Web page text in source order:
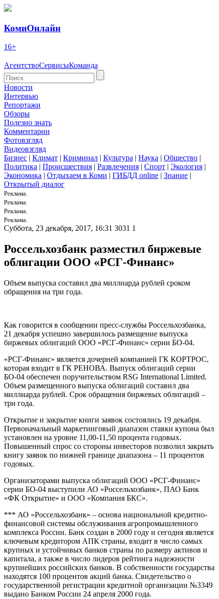
КомиОнлайн
16+
АгентствоСервисыКоманда
Новости
Интервью
Репортажи
Обзоры
Полезно знать
Комментарии
Фотовзгляд
Видеовзгляд
Бизнес | Климат | Криминал | Культура | Наука | Общество |
Политика | Происшествия | Развлечения | Спорт | Экология |
Экономика | Отдыхаем в Коми | ГИБДД online | Знание |
Открытый диалог
Реклама.
Реклама.
Реклама.
Реклама.
Суббота, 23 декабря, 2017, 16:31 3031 1
Россельхозбанк разместил биржевые
облигации ООО «РСГ-Финанс»
Объем выпуска составил два миллиарда рублей сроком
обращения на три года.
Как говорится в сообщении пресс-службы Россельхозбанка,
21 декабря успешно завершилось размещение выпуска
биржевых облигаций ООО «РСГ-Финанс» серии БО-04.
«РСГ-Финанс» является дочерней компанией ГК КОРТРОС,
которая входит в ГК РЕНОВА. Выпуск облигаций серии
БО-04 обеспечен поручительством RSG International Limited.
Объем размещенного выпуска облигаций составил два
миллиарда рублей. Срок обращения биржевых облигаций –
три года.
Открытие и закрытие книги заявок состоялись 19 декабря.
Первоначальный маркетинговый диапазон ставки купона был
установлен на уровне 11,00-11,50 процента годовых.
Повышенный спрос со стороны инвесторов позволил закрыть
книгу заявок по нижней границе диапазона – 11 процентов
годовых.
Организаторами выпуска облигаций ООО «РСГ-Финанс»
серии БО-04 выступили АО «Россельхозбанк», ПАО Банк
«ФК Открытие» и ООО «Компания БКС».
*** АО «Россельхозбанк» – основа национальной кредитно-
финансовой системы обслуживания агропромышленного
комплекса России. Банк создан в 2000 году и сегодня является
ключевым кредитором АПК страны, входит в число самых
крупных и устойчивых банков страны по размеру активов и
капитала, а также в число лидеров рейтинга надежности
крупнейших российских банков. В собственности государства
находятся 100 процентов акций банка. Свидетельство о
государственной регистрации кредитной организации №3349
выдано Банком России 24 апреля 2000 года.